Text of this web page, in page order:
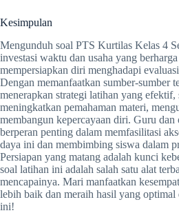
Kesimpulan
Mengunduh soal PTS Kurtilas Kelas 4
investasi waktu dan usaha yang
mempersiapkan diri menghadapi
Dengan memanfaatkan sumber-sumber
menerapkan strategi latihan yang efektif,
meningkatkan pemahaman materi,
membangun kepercayaan diri. Guru dan
berperan penting dalam memfasilitasi
daya ini dan membimbing siswa dalam
Persiapan yang matang adalah kunci
soal latihan ini adalah salah satu alat
mencapainya. Mari manfaatkan
lebih baik dan meraih hasil yang optimal
ini!